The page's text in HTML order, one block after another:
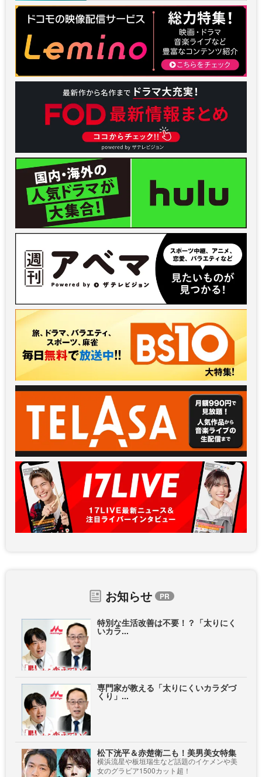
お知らせ
特別な生活改善は不要！？「太りにく
いカラ...
専門家が教える「太りにくいカラダづ
くり」...
松下洸平＆赤楚衛二も！美男美女特集
横浜流星や板垣瑞生など話題のイケメンや美
女のグラビア1500カット超！